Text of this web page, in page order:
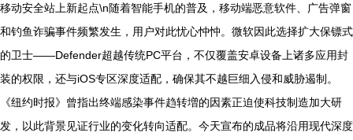
移动安全站上新起点\n随着智能手机的普及，移动端恶意软件、广告弹窗
和钓鱼诈骗事件频繁发生，用户对此忧心忡忡。微软因此选择扩大保镖式
的卫士——Defender超越传统PC平台，不仅覆盖安卓设备上诸多应用封
装的权限，还与iOS专区深度适配，确保其不越巨细入侵和威胁遏制。
《纽约时报》曾指出终端感染事件趋转増的因素正迫使科技制造加大研
发，以此背景见证行业的变化转向适配。今天宣布的成品将沿用现代深度